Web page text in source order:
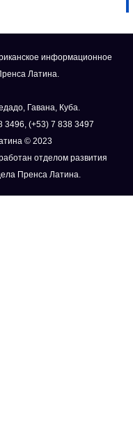
информационное
Латина.
Гавана, Куба.
3496, (+53) 7 838 3497
© 2023
отделом развития
Пренса Латина.